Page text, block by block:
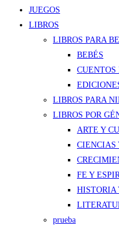
JUEGOS
LIBROS
LIBROS PARA
BEBÉS
CUENTOS
LIBROS PARA
LIBROS POR
ARTE Y
CIENCIAS
FE Y
HISTORIA
prueba